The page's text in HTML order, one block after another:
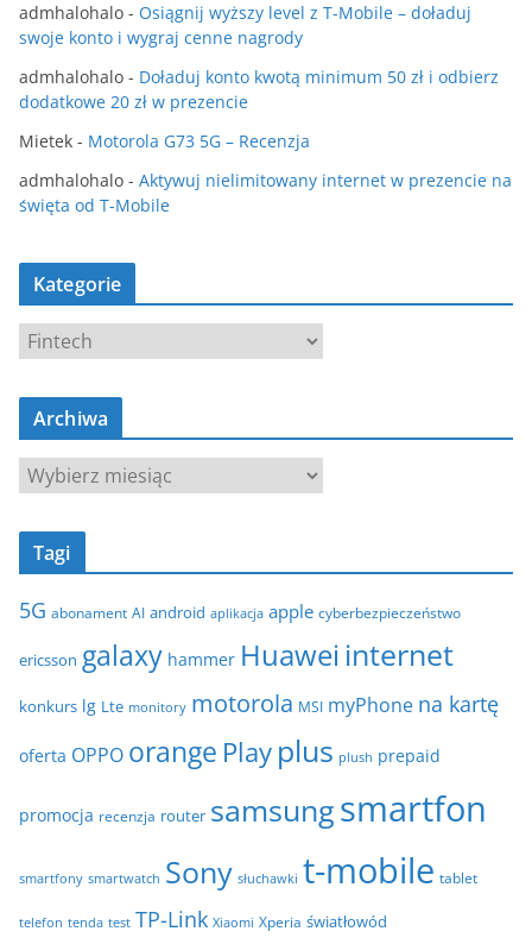
admhalohalo - Osiągnij wyższy level z T-Mobile – doładuj
swoje konto i wygraj cenne nagrody
admhalohalo - Doładuj konto kwotą minimum 50 zł i odbierz
dodatkowe 20 zł w prezencie
Mietek - Motorola G73 5G – Recenzja
admhalohalo - Aktywuj nielimitowany internet w prezencie na
święta od T-Mobile
Kategorie
t
g
e
Archiwa
A
c
w
Tagi
5G abonament AI android aplikacja apple cyberbezpieczeństwo
ericsson galaxy hammer Huawei internet
konkurs lg Lte monitory motorola MSI myPhone na kartę
oferta OPPO orange Play plus plush prepaid
promocja recenzja router samsungsmartfon
smartfony smartwatch Sony słuchawki t-mobile tablet
telefon tenda test TP-Link Xiaomi Xperia światłowód